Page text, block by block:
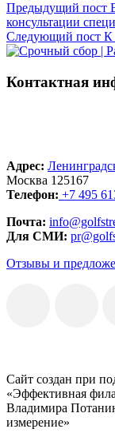
Предыдущий пост
консультации
Следующий пост К
Контактная
Адрес:
Москва 125167
Телефон: +7 495
Почта:
Для СМИ:
Отзывы и
Сайт создан при
«Эффективная
Владимира
измерение»